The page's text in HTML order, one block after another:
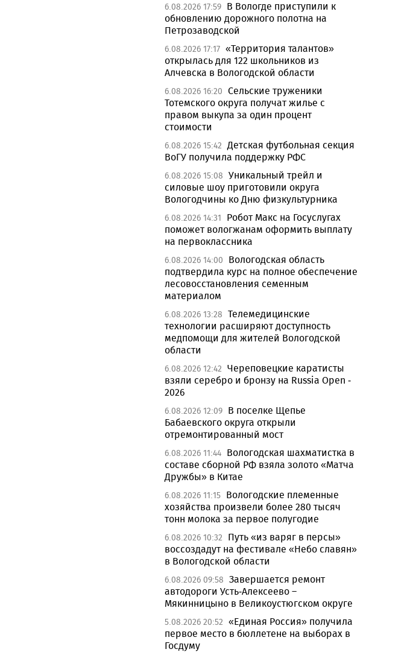
6.08.2026 17:59 В Вологде приступили к
обновлению дорожного полотна на
Петрозаводской
6.08.2026 17:17 «Территория талантов»
открылась для 122 школьников из
Алчевска в Вологодской области
6.08.2026 16:20 Сельские труженики
Тотемского округа получат жилье с
правом выкупа за один процент
стоимости
6.08.2026 15:42 Детская футбольная секция
ВоГУ получила поддержку РФС
6.08.2026 15:08 Уникальный трейл и
силовые шоу приготовили округа
Вологодчины ко Дню физкультурника
6.08.2026 14:31
Робот Макс на Госуслугах
поможет вологжанам оформить выплату
на первоклассника
6.08.2026 14:00
Вологодская область
подтвердила курс на полное обеспечение
лесовосстановления семенным
материалом
6.08.2026 13:28 Телемедицинские
технологии расширяют доступность
медпомощи для жителей Вологодской
области
6.08.2026 12:42 Череповецкие каратисты
взяли серебро и бронзу на Russia Open -
2026
6.08.2026 12:09 В поселке Щепье
Бабаевского округа открыли
отремонтированный мост
6.08.2026 11:44 Вологодская шахматистка в
составе сборной РФ взяла золото «Матча
Дружбы» в Китае
6.08.2026 11:15 Вологодские племенные
хозяйства произвели более 280 тысяч
тонн молока за первое полугодие
6.08.2026 10:32
Путь «из варяг в персы»
воссоздадут на фестивале «Небо славян»
в Вологодской области
6.08.2026 09:58 Завершается ремонт
автодороги Усть-Алексеево –
Мякинницыно в Великоустюгском округе
5.08.2026 20:52 «Единая Россия» получила
первое место в бюллетене на выборах в
Госдуму